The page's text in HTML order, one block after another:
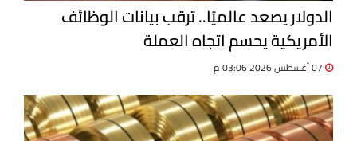
الدولار يصعد عالميًا.. ترقب بيانات الوظائف
الأمريكية يحسم اتجاه العملة